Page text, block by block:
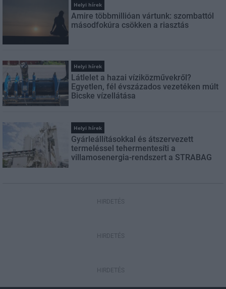
Helyi hírek
Amire többmillióan vártunk: szombattól
másodfokúra csökken a riasztás
Helyi hírek
Látlelet a hazai víziközművekről?
Egyetlen, fél évszázados vezetéken múlt
Bicske vízellátása
Helyi hírek
Gyárleállításokkal és átszervezett
termeléssel tehermentesíti a
villamosenergia-rendszert a STRABAG
HIRDETÉS
HIRDETÉS
HIRDETÉS